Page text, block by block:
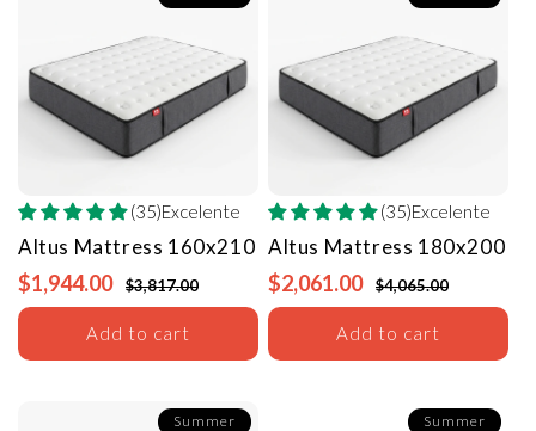
(35)Excelente
Altus Mattress 160x210
$1,944.00 $3,817.00
Add to cart
(35)Excelente
Altus Mattress 180x200
$2,061.00 $4,065.00
Add to cart
Summer Summer